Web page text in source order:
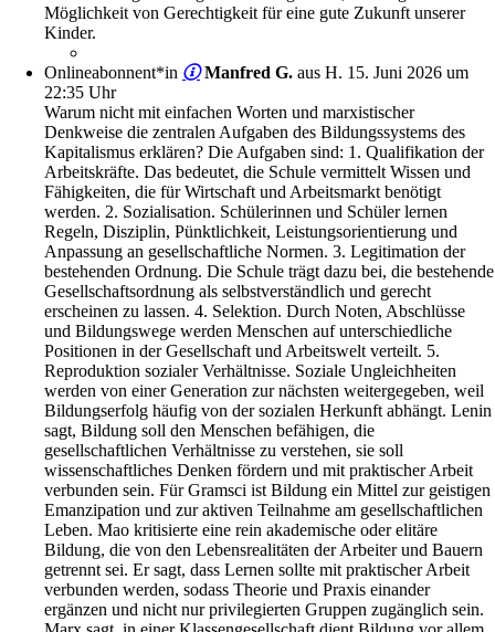
Möglichkeit von Gerechtigkeit für eine gute Zukunft unserer
Kinder.
Onlineabonnent*in Manfred G. aus H. 15. Juni 2026 um
22:35 Uhr
Warum nicht mit einfachen Worten und marxistischer
Denkweise die zentralen Aufgaben des Bildungssystems des
Kapitalismus erklären? Die Aufgaben sind: 1. Qualifikation der
Arbeitskräfte. Das bedeutet, die Schule vermittelt Wissen und
Fähigkeiten, die für Wirtschaft und Arbeitsmarkt benötigt
werden. 2. Sozialisation. Schülerinnen und Schüler lernen
Regeln, Disziplin, Pünktlichkeit, Leistungsorientierung und
Anpassung an gesellschaftliche Normen. 3. Legitimation der
bestehenden Ordnung. Die Schule trägt dazu bei, die bestehende
Gesellschaftsordnung als selbstverständlich und gerecht
erscheinen zu lassen. 4. Selektion. Durch Noten, Abschlüsse
und Bildungswege werden Menschen auf unterschiedliche
Positionen in der Gesellschaft und Arbeitswelt verteilt. 5.
Reproduktion sozialer Verhältnisse. Soziale Ungleichheiten
werden von einer Generation zur nächsten weitergegeben, weil
Bildungserfolg häufig von der sozialen Herkunft abhängt. Lenin
sagt, Bildung soll den Menschen befähigen, die
gesellschaftlichen Verhältnisse zu verstehen, sie soll
wissenschaftliches Denken fördern und mit praktischer Arbeit
verbunden sein. Für Gramsci ist Bildung ein Mittel zur geistigen
Emanzipation und zur aktiven Teilnahme am gesellschaftlichen
Leben. Mao kritisierte eine rein akademische oder elitäre
Bildung, die von den Lebensrealitäten der Arbeiter und Bauern
getrennt sei. Er sagt, dass Lernen sollte mit praktischer Arbeit
verbunden werden, sodass Theorie und Praxis einander
ergänzen und nicht nur privilegierten Gruppen zugänglich sein.